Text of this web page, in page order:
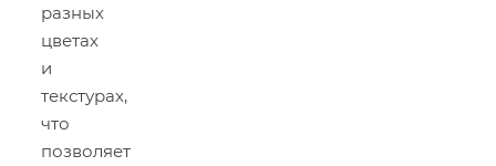
разных
цветах
и
текстурах,
что
позволяет